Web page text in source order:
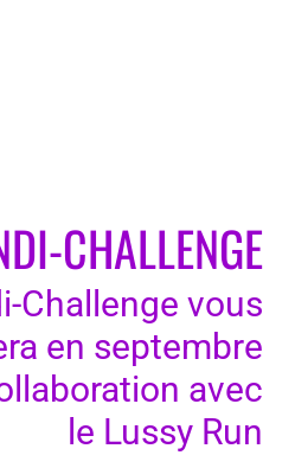
CHALLENGE
Challenge vous
en septembre
avec
le Lussy Run